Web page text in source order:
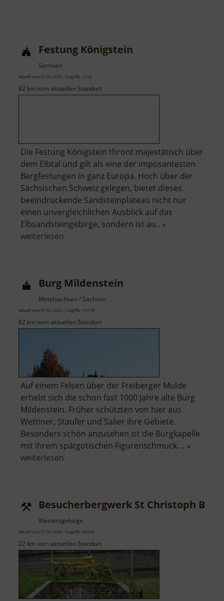
Festung Königstein
Sachsen
aktuell vom 07.06.2026 / Zugriffe: 1216
82 km vom aktuellen Standort
Die Festung Königstein thront majestätisch über
dem Elbtal und gilt als eine der imposantesten
Bergfestungen in ganz Europa. Hoch über der
Sächsischen Schweiz gelegen, bietet dieses
beeindruckende Sandsteinplateau nicht nur
einen unvergleichlichen Ausblick auf das
Elbsandsteingebirge, sondern ist au.. »
weiterlesen
Burg Mildenstein
Mittelsachsen / Sachsen
aktuell vom 07.06.2026 / Zugriffe: 14174
62 km vom aktuellen Standort
Auf einem Felsen über der Freiberger Mulde
erhebt sich die schon fast 1000 Jahre alte Burg
Mildenstein. Früher schützten von hier aus
Wettiner, Staufer und Salier ihre Gebiete.
Besonders schön anzusehen ist die Burgkapelle
mit ihrem spätgotischen Figurenschmuck. .. »
weiterlesen
Besucherbergwerk St Christoph
Westerzgebirge
aktuell vom 07.06.2026 / Zugriffe: 26060
22 km vom aktuellen Standort